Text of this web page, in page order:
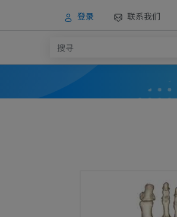
登录 联系我们